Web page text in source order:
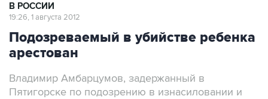
В РОССИИ
19:26, 1 августа 2012
Подозреваемый в убийстве ребенка
арестован
Владимир Амбарцумов, задержанный в
Пятигорске по подозрению в изнасиловании и